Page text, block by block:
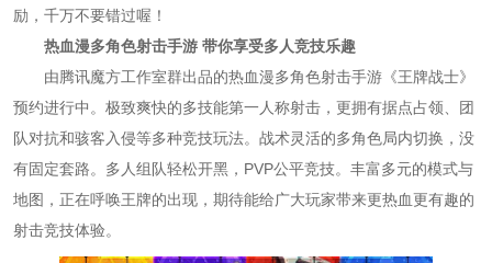
励，千万不要错过喔！
热血漫多角色射击手游 带你享受多人竞技乐趣
由腾讯魔方工作室群出品的热血漫多角色射击手游《王牌战士》
预约进行中。极致爽快的多技能第一人称射击，更拥有据点占领、团
队对抗和骇客入侵等多种竞技玩法。战术灵活的多角色局内切换，没
有固定套路。多人组队轻松开黑，PVP公平竞技。丰富多元的模式与
地图，正在呼唤王牌的出现，期待能给广大玩家带来更热血更有趣的
射击竞技体验。